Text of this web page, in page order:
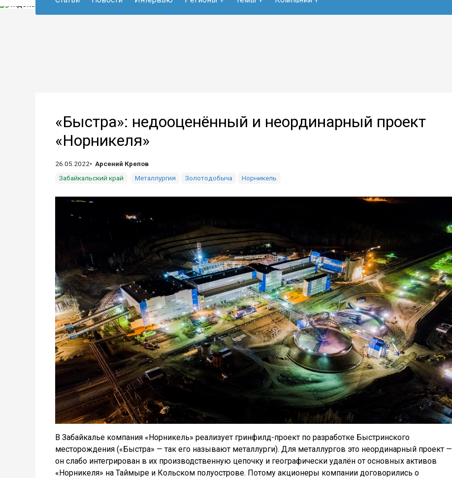
«Быстра»: недооценённый и неординарный проект
«Норникеля»
26.05.2022
Арсений Крепов
Забайкальский край
Металлургия Золотодобыча Норникель
В Забайкалье компания «Норникель» реализует гринфилд-проект по разработке Быстринского
месторождения («Быстра» — так его называют металлурги). Для металлургов это неординарный проект —
он слабо интегрирован в их производственную цепочку и географически удалён от основных активов
«Норникеля» на Таймыре и Кольском полуострове. Потому акционеры компании договорились о